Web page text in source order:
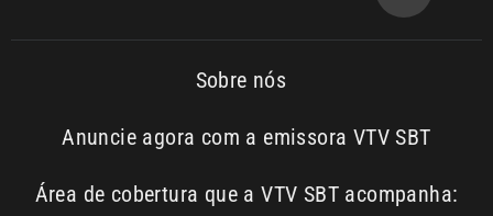
Anuncie agora com a emissora VTV SBT
Área de cobertura que a VTV SBT acompanha:
Entre em contato com a VTV News